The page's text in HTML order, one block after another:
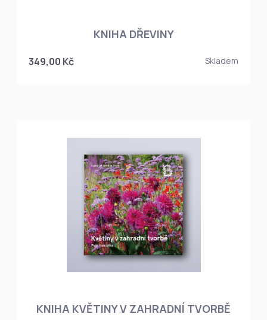
KNIHA DŘEVINY
349,00 Kč Skladem
KNIHA KVĚTINY V ZAHRADNÍ TVORBĚ